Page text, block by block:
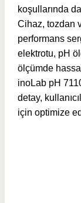
koşullarında
Cihaz, tozdan
performans
elektrotu, pH
ölçümde
inoLab pH
detay,
için optimize